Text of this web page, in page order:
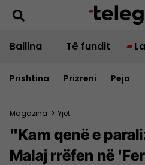
Ballina Të fundit
Prishtina Prizreni Peja
Magazina > Yjet
"Kam qenë e
Malaj rrëfen në